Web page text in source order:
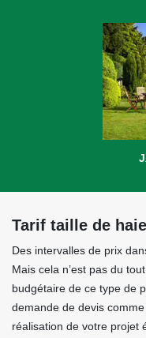
Tarif taille de haie
Des intervalles de prix
Mais cela n’est pas du
budgétaire de ce type de
demande de devis
réalisation de votre projet